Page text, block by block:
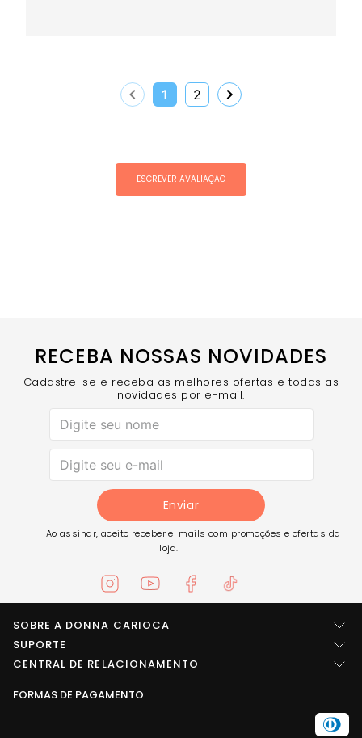
1 2
ESCREVER AVALIAÇÃO
RECEBA NOSSAS NOVIDADES
Cadastre-se e receba as melhores ofertas e todas as
novidades por e-mail.
Enviar
Ao assinar, aceito receber e-mails com promoções e ofertas da
loja.
SOBRE A DONNA CARIOCA
Quem somos
Imprensa
Trabalhe conosco
SUPORTE
Central de ajuda
Entre em contato
CENTRAL DE RELACIONAMENTO
LOCALIZAÇÃO
FORMAS DE PAGAMENTO